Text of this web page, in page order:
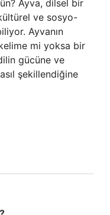
Ayva, dilsel bir
ve sosyo-
Ayvanın
kelime mi yoksa bir
gücüne ve
şekillendiğine